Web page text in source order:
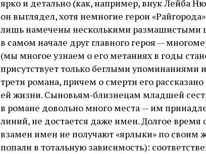
ярко и детально (как, например, внук Лейба
он выглядел, хотя немногие герои
лишь намечены несколькими
в самом начале друг главного героя —
(мы многое узнаем о его метаниях в годы
присутствует только беглыми упоминаниями
трети романа, причем о смерти его
ей жизни. Сыновьям‑близнецам младшей
в романе довольно много места — им
линий, не достается даже имен. Долгое
взамен имен не получают «ярлыки» по своим
попали в тотальную зависимость):